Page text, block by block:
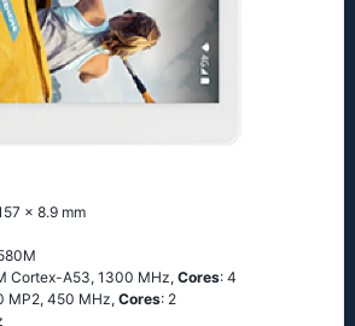
x 8.9 mm
Соrtех-А53, 1300 MHz, Cores: 4
MP2, 450 MHz, Cores: 2